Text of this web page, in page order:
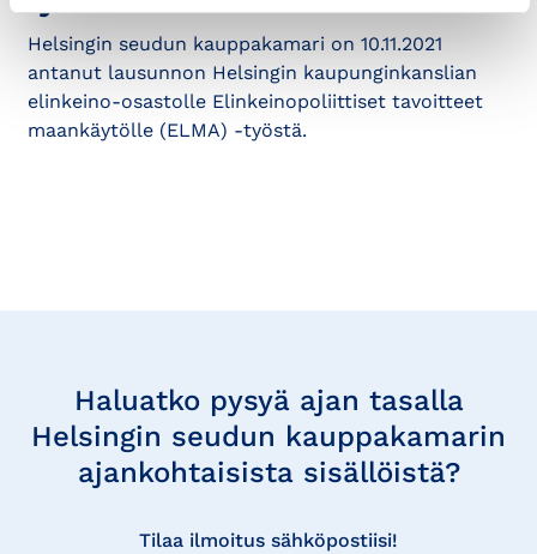
Helsingin seudun kauppakamari on 10.11.2021
antanut lausunnon Helsingin kaupunginkanslian
elinkeino-osastolle Elinkeinopoliittiset tavoitteet
maankäytölle (ELMA) -työstä.
Haluatko pysyä ajan tasalla
Helsingin seudun kauppakamarin
ajankohtaisista sisällöistä?
Tilaa ilmoitus sähköpostiisi!